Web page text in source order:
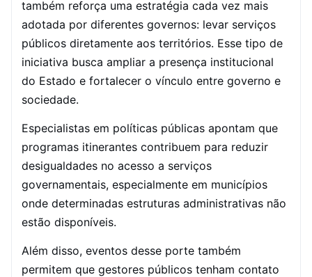
também reforça uma estratégia cada vez mais
adotada por diferentes governos: levar serviços
públicos diretamente aos territórios. Esse tipo de
iniciativa busca ampliar a presença institucional
do Estado e fortalecer o vínculo entre governo e
sociedade.
Especialistas em políticas públicas apontam que
programas itinerantes contribuem para reduzir
desigualdades no acesso a serviços
governamentais, especialmente em municípios
onde determinadas estruturas administrativas não
estão disponíveis.
Além disso, eventos desse porte também
permitem que gestores públicos tenham contato